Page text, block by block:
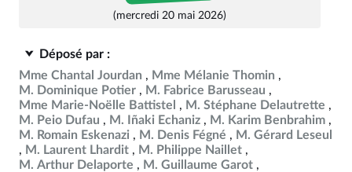
(mercredi 20 mai 2026)
Déposé par :
Mme Chantal Jourdan
Mme Mélanie Thomin
M. Dominique Potier
M. Fabrice Barusseau
Mme Marie-Noëlle Battistel
M. Stéphane Delautrette
M. Peio Dufau
M. Iñaki Echaniz
M. Karim Benbrahim
M. Romain Eskenazi
M. Denis Fégné
M. Gérard Leseul
M. Laurent Lhardit
M. Philippe Naillet
M. Arthur Delaporte
M. Guillaume Garot